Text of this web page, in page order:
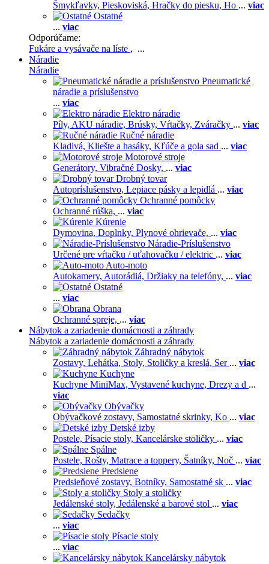
Šmykľavky, Pieskoviská, Hračky do piesku, Ho ... viac
Ostatné
... viac
Odporúčame:
Fukáre a vysávače na líste , ...
Náradie
Náradie
Pneumatické
náradie a príslušenstvo
... viac
Elektro náradie
Píly, AKU náradie, Brúsky, Vŕtačky, Zváračky ... viac
Ručné náradie
Kladivá, Kliešte a hasáky, Kľúče a gola sad ... viac
Motorové stroje
Generátory, Vibračné Dosky, ... viac
Drobný tovar
Autopríslušenstvo, Lepiace pásky a lepidlá ... viac
Ochranné pomôcky
Ochranné rúška, ... viac
Kúrenie
Dymovina, Doplnky, Plynové ohrievače, ... viac
Náradie-Príslušenstvo
Určené pre vŕtačku / uťahovačku / elektric ... viac
Auto-moto
Autokamery, Autorádiá, Držiaky na telefóny, ... viac
Ostatné
... viac
Obrana
Ochranné spreje, ... viac
Nábytok a zariadenie domácnosti a záhrady
Nábytok a zariadenie domácnosti a záhrady
Záhradný nábytok
Zostavy, Lehátka, Stoly, Stoličky a kreslá, Ser ... viac
Kuchyne
Kuchyne MiniMax, Vystavené kuchyne, Drezy a d ...
viac
Obývačky
Obývačkové zostavy, Samostatné skrinky, Ko ... viac
Detské izby
Postele, Písacie stoly, Kancelárske stoličky ... viac
Spálne
Postele, Rošty, Matrace a toppery, Šatníky, Noč ... viac
Predsiene
Predsieňové zostavy, Botníky, Samostatné sk ... viac
Stoly a stoličky
Jedálenské stoly, Jedálenské a barové stol ... viac
Sedačky
... viac
Písacie stoly
... viac
Kancelársky nábytok